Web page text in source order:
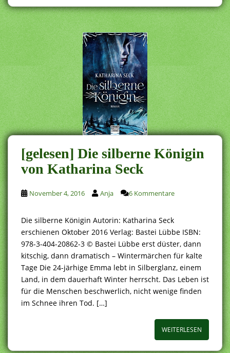
[gelesen] Die silberne Königin
von Katharina Seck
November 4, 2016 Anja 6 Kommentare
Die silberne Königin Autorin: Katharina Seck
erschienen Oktober 2016 Verlag: Bastei Lübbe ISBN:
978-3-404-20862-3 © Bastei Lübbe erst düster, dann
kitschig, dann dramatisch – Wintermärchen für kalte
Tage Die 24-järhige Emma lebt in Silberglanz, einem
Land, in dem dauerhaft Winter herrscht. Das Leben ist
für die Menschen beschwerlich, nicht wenige finden
im Schnee ihren Tod. […]
WEITERLESEN